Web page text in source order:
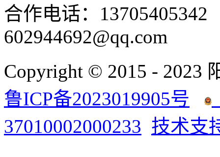
合作电话：
602944692@qq.com
Copyright © 2015 - 2023
鲁ICP备2023019905号
37010002000233 技术支